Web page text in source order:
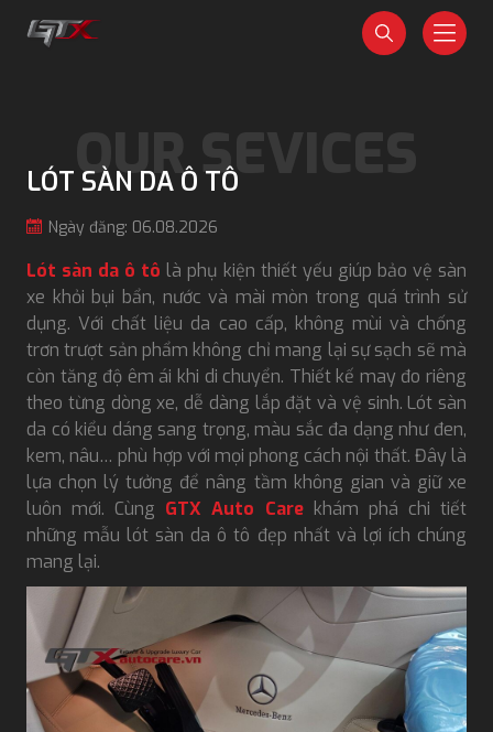
LÓT SÀN DA Ô TÔ
Ngày đăng: 06.08.2026
Lót sàn da ô tô là phụ kiện thiết yếu giúp bảo vệ sàn
xe khỏi bụi bẩn, nước và mài mòn trong quá trình sử
dụng. Với chất liệu da cao cấp, không mùi và chống
trơn trượt sản phẩm không chỉ mang lại sự sạch sẽ mà
còn tăng độ êm ái khi di chuyển. Thiết kế may đo riêng
theo từng dòng xe, dễ dàng lắp đặt và vệ sinh. Lót sàn
da có kiểu dáng sang trọng, màu sắc đa dạng như đen,
kem, nâu… phù hợp với mọi phong cách nội thất. Đây là
lựa chọn lý tưởng để nâng tầm không gian và giữ xe
luôn mới. Cùng GTX Auto Carekhám phá chi tiết
những mẫu lót sàn da ô tô đẹp nhất và lợi ích chúng
mang lại.